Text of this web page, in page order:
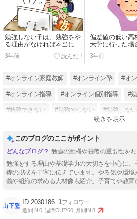
勉強しない子は、勉強をや
る理由がなければ本当にや
らないですよ
3年前
偏差値の低い高
大学に行った場
くこういったこ
すよ
3年前
#オンライン家庭教師 #オンライン塾 #オ
#オンライン指導 #オンライン個別指導 #
#勉強できない #勉強やらない #勉強しない
続きを表示
このブログのここがポイント
勉強の動機や基盤の重要性を
勉強をする理由や基礎学力の大切さを中心に
備の現状を丁寧に伝えています。やる気や環
義や組織の求める人材像も紹介。子育てや教育
2030186 1
週間IN:0 週間OUT:60 月間IN:8